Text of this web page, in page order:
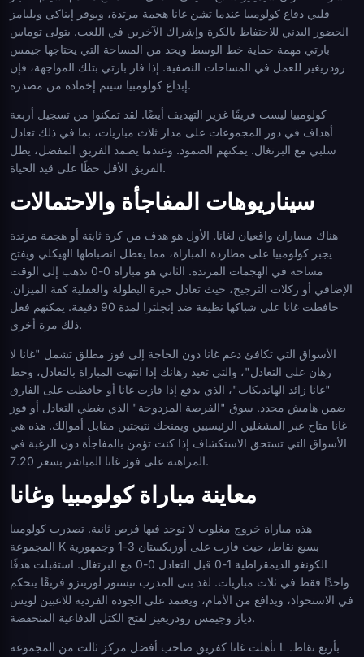
قلبي دفاع كولومبيا عندما تشن غانا هجمة مرتدة، ويوفر إيناكي ويليامز
الحضور البدني للاحتفاظ بالكرة وإشراك الآخرين في اللعب. يتولى توماس
بارتي مهمة حماية خط الوسط ويحد من المساحة التي يحتاجها جيمس
رودريغيز للعمل في المساحات النصفية. إذا فاز بارتي بتلك المواجهة، فإن
إبداع كولومبيا سيتم إخماده من مصدره.
كولومبيا ليست فريقًا غزير التهديف أيضًا. لقد تمكنوا من تسجيل أربعة
أهداف في دور المجموعات على مدار ثلاث مباريات، بما في ذلك تعادل
سلبي مع البرتغال. يمكنهم الصمود. وعندما يصمد الفريق المفضل، يظل
الفريق الأقل حظًا على قيد الحياة.
سيناريوهات المفاجأة والاحتمالات
هناك مساران واقعيان لغانا. الأول هو هدف من كرة ثابتة أو هجمة مرتدة
يجبر كولومبيا على مطاردة المباراة، مما يعطل انضباطها الهيكلي ويفتح
مساحة في الهجمات المرتدة. الثاني هو مباراة 0-0 تذهب إلى الوقت
الإضافي أو ركلات الترجيح، حيث تعادل خبرة البطولة والعقلية كفة الميزان.
حافظت غانا على شباكها نظيفة ضد إنجلترا لمدة 90 دقيقة. يمكنهم فعل
ذلك مرة أخرى.
الأسواق التي تكافئ دعم غانا دون الحاجة إلى فوز مطلق تشمل "غانا لا
رهان على التعادل"، والتي تعيد رهانك إذا انتهت المباراة بالتعادل، وخط
"غانا زائد الهانديكاب"، الذي يدفع إذا فازت غانا أو حافظت على الفارق
ضمن هامش محدد. سوق "الفرصة المزدوجة" الذي يغطي التعادل أو فوز
غانا متاح عبر المشغلين الرئيسيين ويمنحك نتيجتين مقابل أموالك. هذه هي
الأسواق التي تستحق الاستكشاف إذا كنت تؤمن بالمفاجأة دون الرغبة في
المراهنة على فوز غانا المباشر بسعر 7.20.
معاينة مباراة كولومبيا وغانا
هذه مباراة خروج مغلوب لا توجد فيها فرص ثانية. تصدرت كولومبيا
المجموعة K بسبع نقاط، حيث فازت على أوزبكستان 3-1 وجمهورية
الكونغو الديمقراطية 1-0 قبل التعادل 0-0 مع البرتغال. استقبلت هدفًا
واحدًا فقط في ثلاث مباريات. لقد بنى المدرب نيستور لورينزو فريقًا يتحكم
في الاستحواذ، ويدافع من الأمام، ويعتمد على الجودة الفردية للاعبين لويس
دياز وجيمس رودريغيز لفتح الكتل الدفاعية المنخفضة.
تأهلت غانا كفريق صاحب أفضل مركز ثالث من المجموعة L بأربع نقاط.